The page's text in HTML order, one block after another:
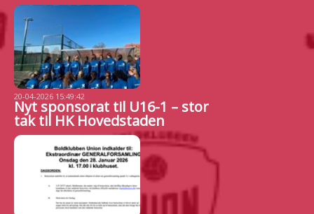
20-04-2026 15:49:42
Nyt sponsorat til U16-1 – stor
tak til HK Hovedstaden